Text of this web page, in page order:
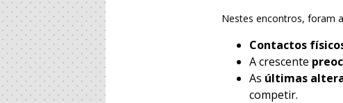
Nestes encontros, foram
Contactos
A crescente
As últimas
competir.